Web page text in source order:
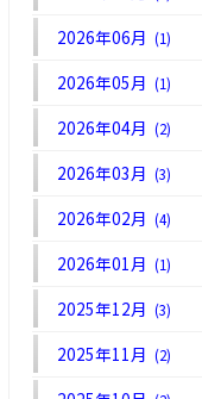
2026年06月(1)
2026年05月(1)
2026年04月(2)
2026年03月(3)
2026年02月(4)
2026年01月(1)
2025年12月(3)
2025年11月(2)